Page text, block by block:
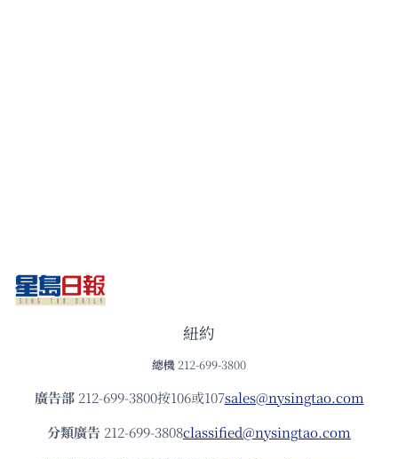
紐約
總機 212-699-3800
廣告部212-699-3800按106或107sales@nysingtao.com
分類廣告 212-699-3808classified@nysingtao.com